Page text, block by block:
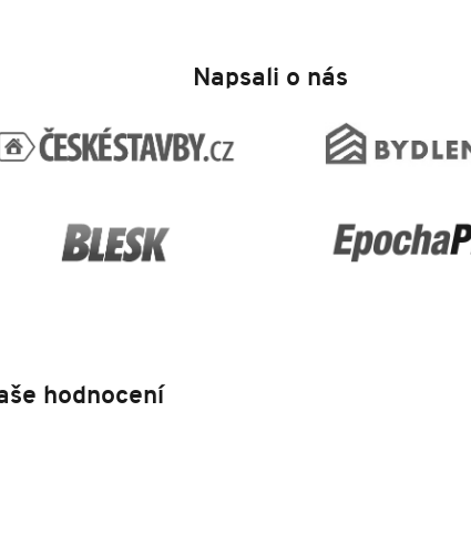
Napsali o nás
hodnocení